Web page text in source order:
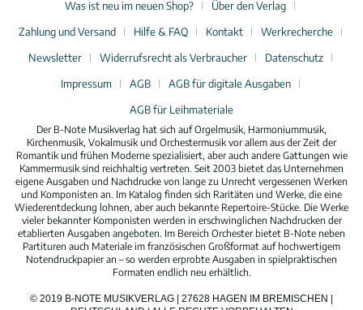
Was ist neu im neuen Shop?
Über den Verlag
Zahlung und Versand
Hilfe & FAQ Kontakt
Werkrecherche
Newsletter
Widerrufsrecht als Verbraucher
Datenschutz
Impressum
AGB
AGB für digitale Ausgaben
AGB für Leihmateriale
Der B-Note Musikverlag hat sich auf Orgelmusik, Harmoniummusik,
Kirchenmusik, Vokalmusik und Orchestermusik vor allem aus der Zeit der
Romantik und frühen Moderne spezialisiert, aber auch andere Gattungen wie
Kammermusik sind reichhaltig vertreten. Seit 2003 bietet das Unternehmen
eigene Ausgaben und Nachdrucke von lange zu Unrecht vergessenen Werken
und Komponisten an. Im Katalog finden sich Raritäten und Werke, die eine
Wiederentdeckung lohnen, aber auch bekannte Repertoire-Stücke. Die Werke
vieler bekannter Komponisten werden in erschwinglichen Nachdrucken der
etablierten Ausgaben angeboten. Im Bereich Orchester bietet B-Note neben
Partituren auch Materiale im französischen Großformat auf hochwertigem
Notendruckpapier an – so werden erprobte Ausgaben in spielpraktischen
Formaten endlich neu erhältlich.
© 2019 B-NOTE MUSIKVERLAG | 27628 HAGEN IM BREMISCHEN |